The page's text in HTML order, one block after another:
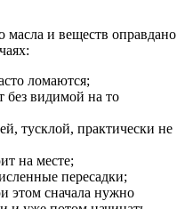
масла и веществ оправдано
ломаются;
без видимой на то
тусклой, практически не
на месте;
пересадки;
этом сначала нужно